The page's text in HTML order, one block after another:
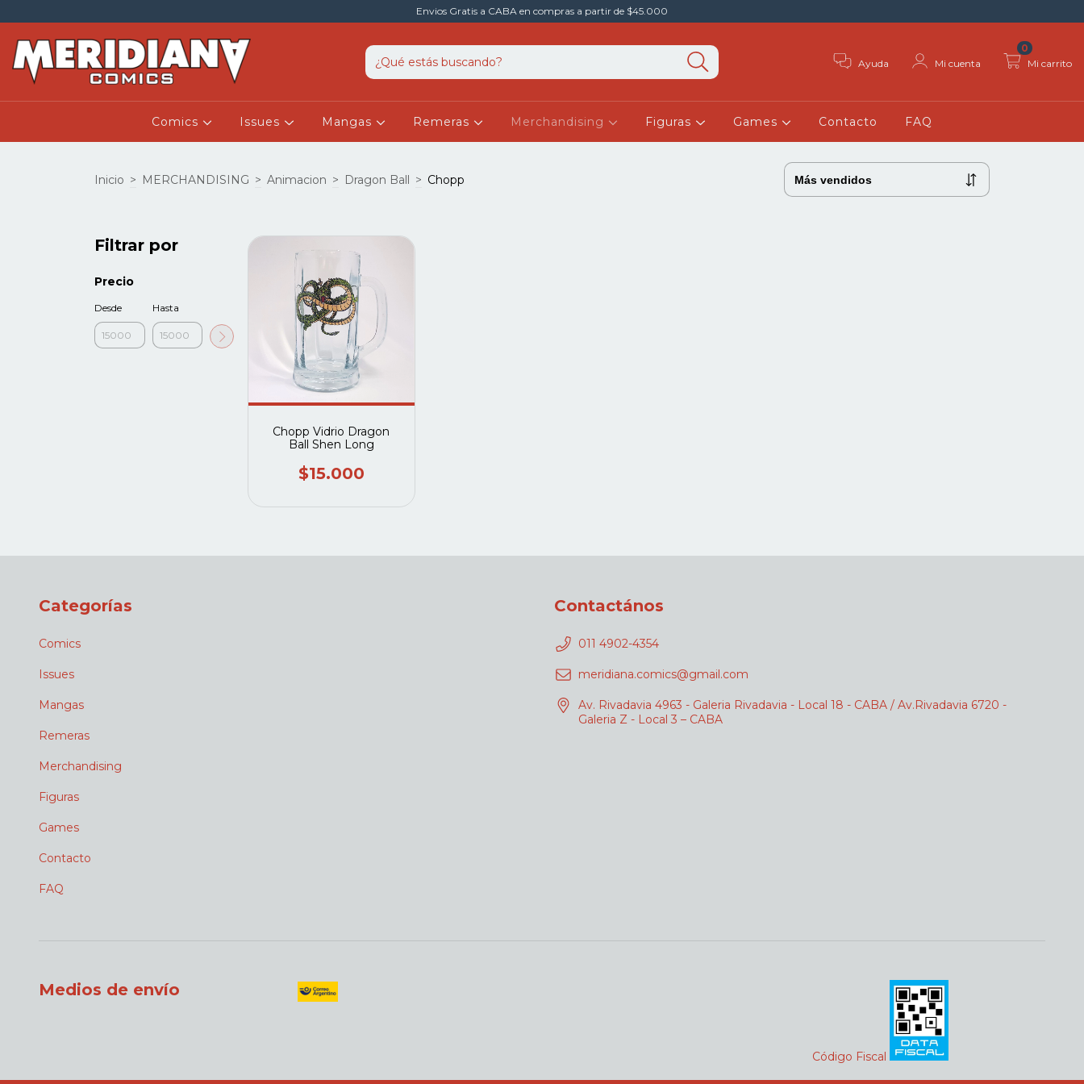
Envios Gratis a CABA en compras a partir de $45.000
Ayuda Mi cuenta Mi carrito
0
Comics Issues Mangas Remeras Merchandising Figuras Games Contacto FAQ
Inicio > MERCHANDISING > Animacion > Dragon Ball > Chopp
Filtrar por
Precio
Desde Hasta
Chopp Vidrio Dragon
Ball Shen Long
$15.000
Categorías
Comics
Issues
Mangas
Remeras
Merchandising
Figuras
Games
Contacto
FAQ
Contactános
011 4902-4354
meridiana.comics@gmail.com
Av. Rivadavia 4963 - Galeria Rivadavia - Local 18 - CABA / Av.Rivadavia 6720 -
Galeria Z - Local 3 – CABA
Medios de envío
Código Fiscal